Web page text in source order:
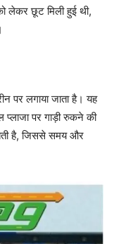
लेकर छूट मिली हुई थी,
पर लगाया जाता है। यह
पर गाड़ी रुकने की
है, जिससे समय और